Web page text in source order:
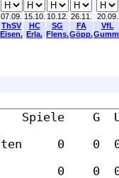
07.09. 15.10. 10.12. 26.11.
20.09.
ThSV
Eisen.
HC
Erla.
SG
Flens.
FA
Göpp.
VfL